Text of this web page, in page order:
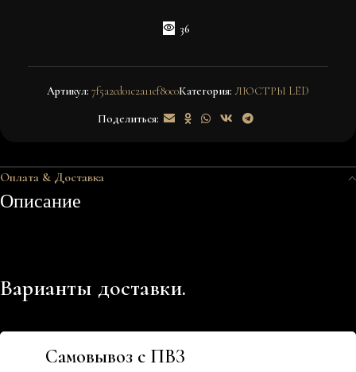
36
Артикул: 7f5a2cd01c2a11ef80c0Категория: ЛЮСТРЫ LED
Поделиться:
Оплата & Доставка
Описание
Варианты доставки.
Самовывоз с ПВЗ